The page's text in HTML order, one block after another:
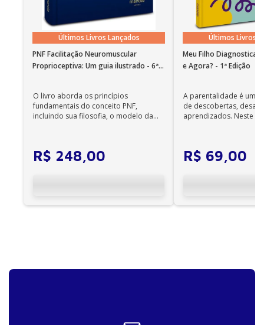
Últimos Livros Lançados
PNF Facilitação Neuromuscular
Proprioceptiva: Um guia ilustrado - 6ª
O livro aborda os princípios
fundamentais do conceito PNF,
incluindo sua filosofia, o modelo da
R$ 248,00
Últimos Livros
Meu Filho
e Agora? - 1ª Edição
A parentalidade é uma
de descobertas,
aprendizados. Neste
R$ 69,00